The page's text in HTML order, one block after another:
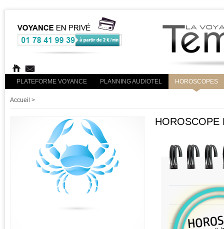
PLATEFORME VOYANCE PLANNING AUDIOTEL HOROSCOPES
Accueil >
HOROSCOPE